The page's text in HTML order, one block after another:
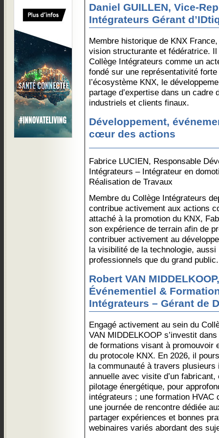
Daniel GUILLEN, Vice-
Intégrateurs Gérant
Membre historique de KNX
vision structurante et fédératrice.
Collège Intégrateurs comme un
fondé sur une représentativité
l’écosystème KNX, le
partage d’expertise dans un
industriels et clients finaux.
Développement,
cœur des actions
Fabrice LUCIEN, Responsable
Intégrateurs – Intégrateur en
Réalisation de Travaux
Membre du Collège Intégrateurs
contribue activement aux actions
attaché à la promotion du KNX,
son expérience de terrain afin de
contribuer activement au
la visibilité de la technologie, aussi
professionnels que du grand public.
Robert VAN
Événementiel &
Intégrateurs – Gérant de
Engagé activement au sein du
VAN MIDDELKOOP s’investit
de formations visant à promouvoir
du protocole KNX. En 2026, il
la communauté à travers
annuelle avec visite d’un
pilotage énergétique, pour
intégrateurs ; une formation HVAC
une journée de rencontre dédiée
partager expériences et bonnes
webinaires variés abordant des